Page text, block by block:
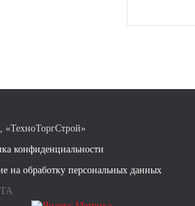
«ТехноТоргСтрой»
конфиденциальности
на обработку персональных данных